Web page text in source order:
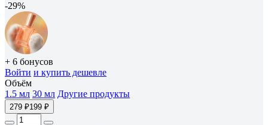
-29%
+ 6 бонусов
Войти и купить дешевле
Объём
1.5 мл 30 мл Другие продукты
279 ₽199 ₽